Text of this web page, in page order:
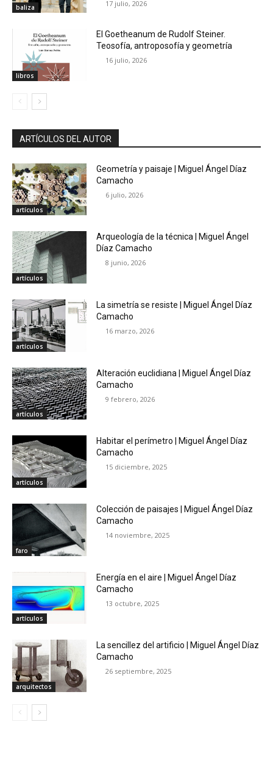
baliza 17 julio, 2026
libros
El Goetheanum de Rudolf Steiner.
Teosofía, antroposofía y geometría
16 julio, 2026
ARTÍCULOS DEL AUTOR
artículos
Geometría y paisaje | Miguel Ángel Díaz
Camacho
6 julio, 2026
artículos
Arqueología de la técnica | Miguel Ángel
Díaz Camacho
8 junio, 2026
artículos
La simetría se resiste | Miguel Ángel Díaz
Camacho
16 marzo, 2026
artículos
Alteración euclidiana | Miguel Ángel Díaz
Camacho
9 febrero, 2026
artículos
Habitar el perímetro | Miguel Ángel Díaz
Camacho
15 diciembre, 2025
faro
Colección de paisajes | Miguel Ángel Díaz
Camacho
14 noviembre, 2025
artículos
Energía en el aire | Miguel Ángel Díaz
Camacho
13 octubre, 2025
arquitectos
La sencillez del artificio | Miguel Ángel Díaz
Camacho
26 septiembre, 2025